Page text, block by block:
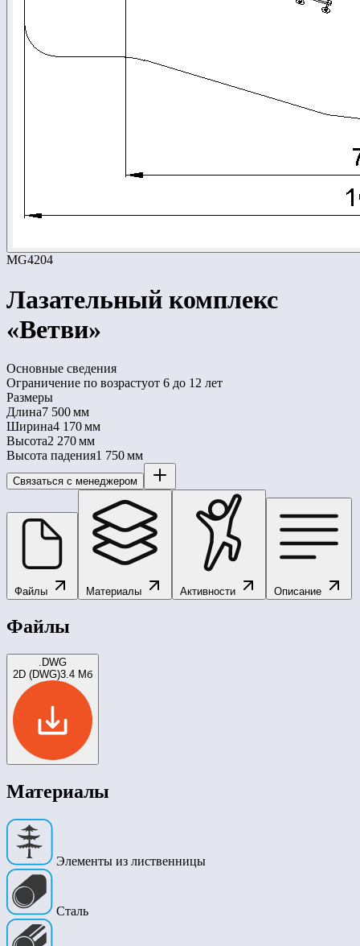
MG4204
Лазательный комплекс
«Ветви»
Основные сведения
Ограничение по возрастуот 6 до 12 лет
Размеры
Длина7 500 мм
Ширина4 170 мм
Высота2 270 мм
Высота падения1 750 мм
Связаться с менеджером
Файлы Материалы Активности Описание
Файлы
.DWG
2D (DWG)3.4 Мб
Материалы
Элементы из лиственницы
Сталь